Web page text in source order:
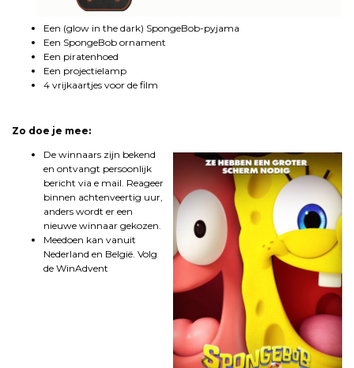
Een (glow in the dark) SpongeBob-pyjama
Een SpongeBob ornament
Een piratenhoed
Een projectielamp
4 vrijkaartjes voor de film
Zo doe je mee:
De winnaars zijn bekend
en ontvangt persoonlijk
bericht via e mail. Reageer
binnen achtenveertig uur,
anders wordt er een
nieuwe winnaar gekozen.
Meedoen kan vanuit
Nederland en België. Volg
de WinAdvent